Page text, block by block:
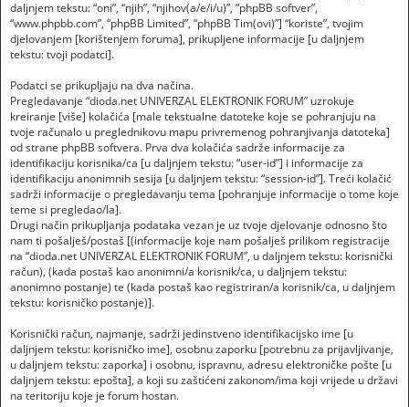
daljnjem tekstu: “oni”, “njih”, “njihov(a/e/i/u)”, “phpBB softver”,
“www.phpbb.com”, “phpBB Limited”, “phpBB Tim(ovi)”] “koriste”, tvojim
djelovanjem [korištenjem foruma], prikupljene informacije [u daljnjem
tekstu: tvoji podatci].
Podatci se prikupljaju na dva načina.
Pregledavanje “dioda.net UNIVERZAL ELEKTRONIK FORUM” uzrokuje
kreiranje [više] kolačića [male tekstualne datoteke koje se pohranjuju na
tvoje računalo u preglednikovu mapu privremenog pohranjivanja datoteka]
od strane phpBB softvera. Prva dva kolačića sadrže informacije za
identifikaciju korisnika/ca [u daljnjem tekstu: “user-id”] i informacije za
identifikaciju anonimnih sesija [u daljnjem tekstu: “session-id”]. Treći kolačić
sadrži informacije o pregledavanju tema [pohranjuje informacije o tome koje
teme si pregledao/la].
Drugi način prikupljanja podataka vezan je uz tvoje djelovanje odnosno što
nam ti pošalješ/postaš [(informacije koje nam pošalješ prilikom registracije
na “dioda.net UNIVERZAL ELEKTRONIK FORUM”, u daljnjem tekstu: korisnički
račun), (kada postaš kao anonimni/a korisnik/ca, u daljnjem tekstu:
anonimno postanje) te (kada postaš kao registriran/a korisnik/ca, u daljnjem
tekstu: korisničko postanje)].
Korisnički račun, najmanje, sadrži jedinstveno identifikacijsko ime [u
daljnjem tekstu: korisničko ime], osobnu zaporku [potrebnu za prijavljivanje,
u daljnjem tekstu: zaporka] i osobnu, ispravnu, adresu elektroničke pošte [u
daljnjem tekstu: epošta], a koji su zaštićeni zakonom/ima koji vrijede u državi
na teritoriju koje je forum hostan.